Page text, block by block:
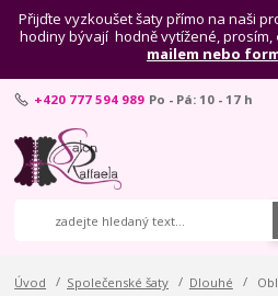
Přijďte vyzkoušet šaty přímo na naši
hodiny bývají hodně vytížené, prosím,
mailem nebo
+420 777 594 989 Po - Pá: 10 - 17 h
Úvod Společenské šaty Dlouhé